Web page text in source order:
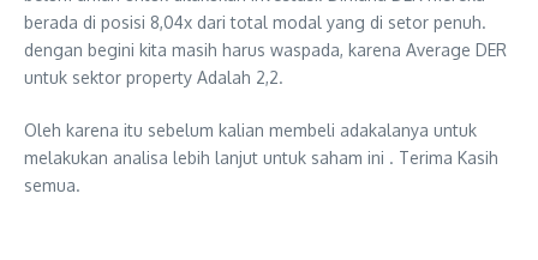
berada di posisi 8,04x dari total modal yang di setor penuh.
dengan begini kita masih harus waspada, karena Average DER
untuk sektor property Adalah 2,2.
Oleh karena itu sebelum kalian membeli adakalanya untuk
melakukan analisa lebih lanjut untuk saham ini . Terima Kasih
semua.